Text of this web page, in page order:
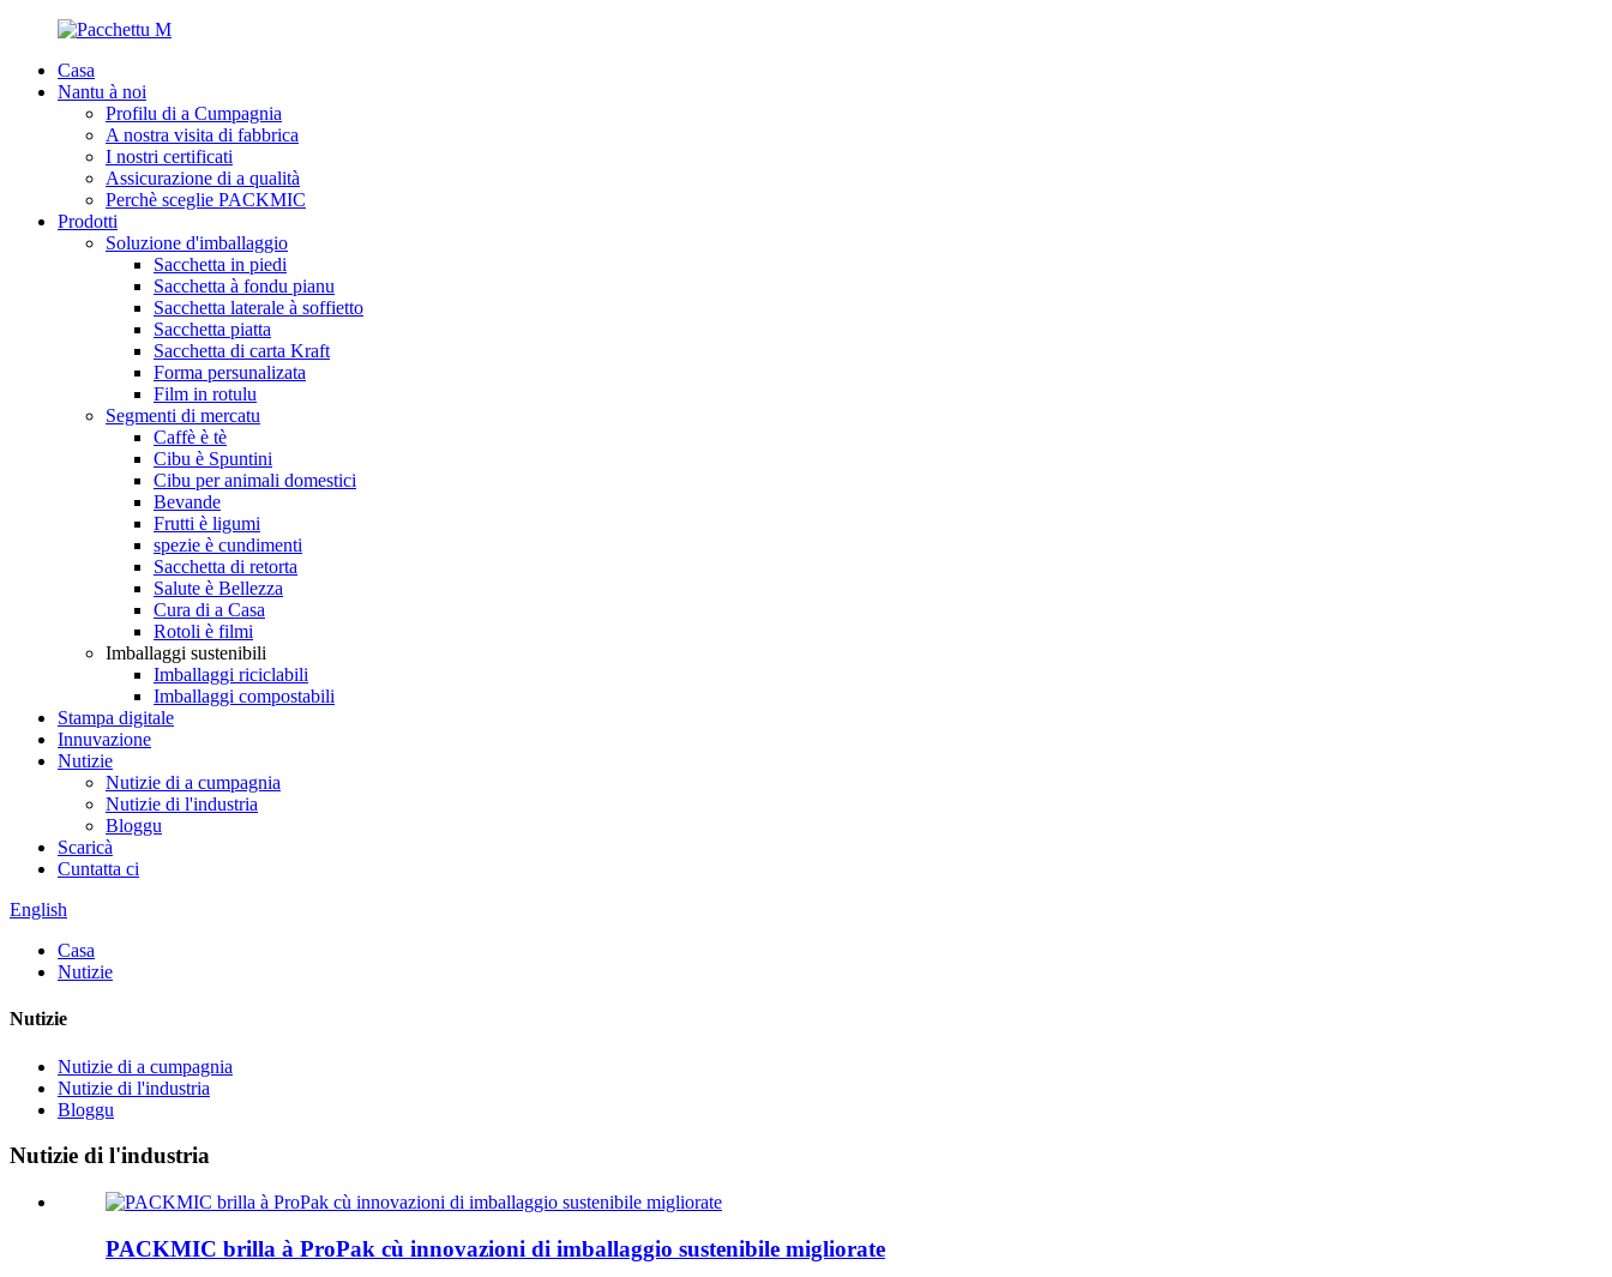
Casa
Nantu à noi
Profilu di a Cumpagnia
A nostra visita di fabbrica
I nostri certificati
Assicurazione di a qualità
Perchè sceglie PACKMIC
Prodotti
Soluzione d'imballaggio
Sacchetta in piedi
Sacchetta à fondu pianu
Sacchetta laterale à soffietto
Sacchetta piatta
Sacchetta di carta Kraft
Forma persunalizata
Film in rotulu
Segmenti di mercatu
Caffè è tè
Cibu è Spuntini
Cibu per animali domestici
Bevande
Frutti è ligumi
spezie è cundimenti
Sacchetta di retorta
Salute è Bellezza
Cura di a Casa
Rotoli è filmi
Imballaggi sustenibili
Imballaggi riciclabili
Imballaggi compostabili
Stampa digitale
Innuvazione
Nutizie
Nutizie di a cumpagnia
Nutizie di l'industria
Bloggu
Scaricà
Cuntatta ci
English
Casa
Nutizie
Nutizie
Nutizie di a cumpagnia
Nutizie di l'industria
Bloggu
Nutizie di l'industria
PACKMIC brilla à ProPak cù innovazioni di imballaggio sustenibile migliorate